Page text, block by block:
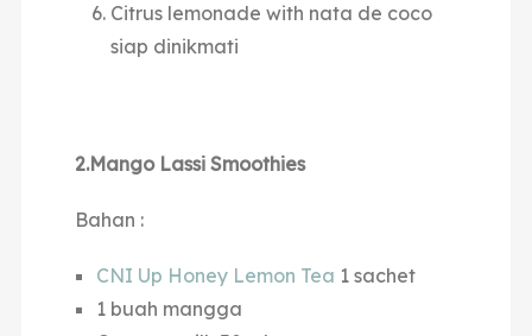
Citrus lemonade with nata de coco
siap dinikmati
2.Mango Lassi Smoothies
Bahan :
CNI Up Honey Lemon Tea 1 sachet
1 buah mangga